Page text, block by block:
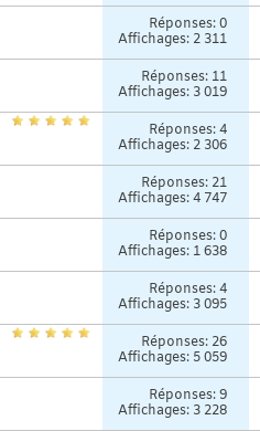
Réponses:0
Affichages: 2 311
Réponses: 11
Affichages: 3 019
Réponses:4
Affichages: 2 306
Réponses: 21
Affichages: 4 747
Réponses:0
Affichages: 1 638
Réponses:4
Affichages: 3 095
Réponses: 26
Affichages: 5 059
Réponses:9
Affichages: 3 228